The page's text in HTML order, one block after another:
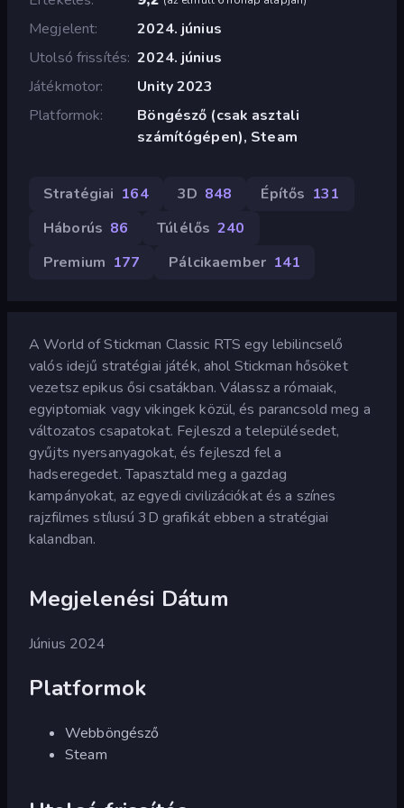
Megjelent
2024. június
Utolsó frissítés 2024. június
Játékmotor
Unity 2023
Platformok
Böngésző (csak asztali
számítógépen), Steam
Stratégiai 164 3D 848 Építős 131
Háborús 86 Túlélős 240
Premium 177 Pálcikaember 141
A World of Stickman Classic RTS egy lebilincselő
valós idejű stratégiai játék, ahol Stickman hősöket
vezetsz epikus ősi csatákban. Válassz a rómaiak,
egyiptomiak vagy vikingek közül, és parancsold meg a
változatos csapatokat. Fejleszd a településedet,
gyűjts nyersanyagokat, és fejleszd fel a
hadseregedet. Tapasztald meg a gazdag
kampányokat, az egyedi civilizációkat és a színes
rajzfilmes stílusú 3D grafikát ebben a stratégiai
kalandban.
Megjelenési Dátum
Június 2024
Platformok
Webböngésző
Steam